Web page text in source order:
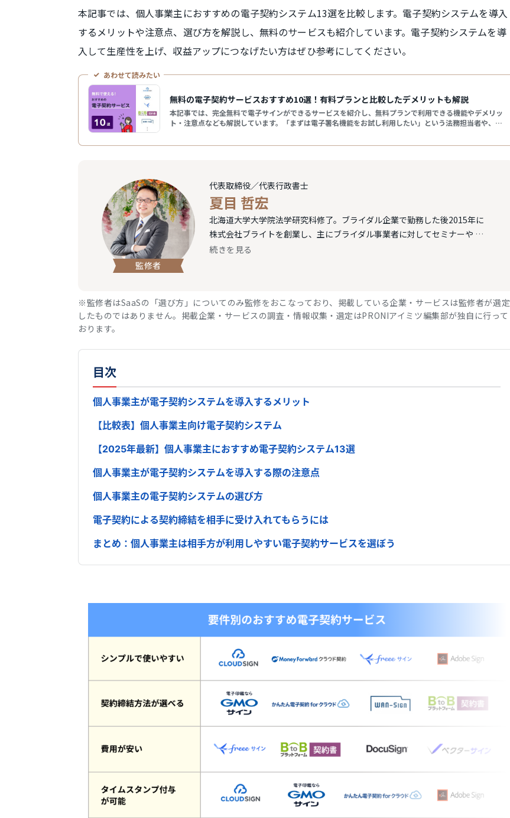
本記事では、個人事業主におすすめの電子契約システム13選を比較します。電子契約システムを導入
するメリットや注意点、選び方を解説し、無料のサービスも紹介しています。電子契約システムを導
入して生産性を上げ、収益アップにつなげたい方はぜひ参考にしてください。
あわせて読みたい
無料の電子契約サービスおすすめ10選！有料プランと比較したデメリットも解説
本記事では、完全無料で電子サインができるサービスを紹介し、無料プランで利用できる機能やデメリッ
ト・注意点なども解説しています。「まずは電子署名機能をお試し利用したい」という法務担当者や、
監修者
代表取締役／代表行政書士
夏目 哲宏
北海道大学大学院法学研究科修了。ブライダル企業で勤務した後2015年に
株式会社ブライトを創業し、主にブライダル事業者に対してセミナーや …
続きを見る
※監修者はSaaSの「選び方」についてのみ監修をおこなっており、掲載している企業・サービスは監修者が選定
したものではありません。掲載企業・サービスの調査・情報収集・選定はPRONIアイミツ編集部が独自に行って
おります。
目次
個人事業主が電子契約システムを導入するメリット
【比較表】個人事業主向け電子契約システム
【2025年最新】個人事業主におすすめ電子契約システム13選
個人事業主が電子契約システムを導入する際の注意点
個人事業主の電子契約システムの選び方
電子契約による契約締結を相手に受け入れてもらうには
まとめ：個人事業主は相手方が利用しやすい電子契約サービスを選ぼう